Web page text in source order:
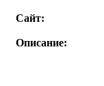
Сайт:
Описание: